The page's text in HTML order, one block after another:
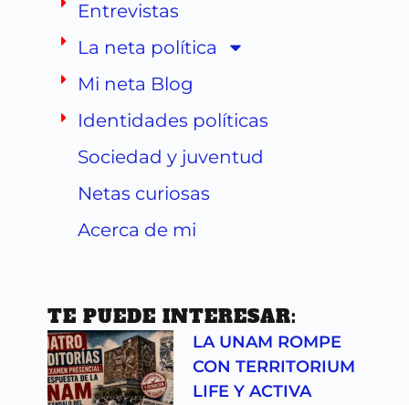
Entrevistas
La neta política
Mi neta Blog
Identidades políticas
Sociedad y juventud
Netas curiosas
Acerca de mi
TE PUEDE INTERESAR:
LA UNAM ROMPE
CON TERRITORIUM
LIFE Y ACTIVA